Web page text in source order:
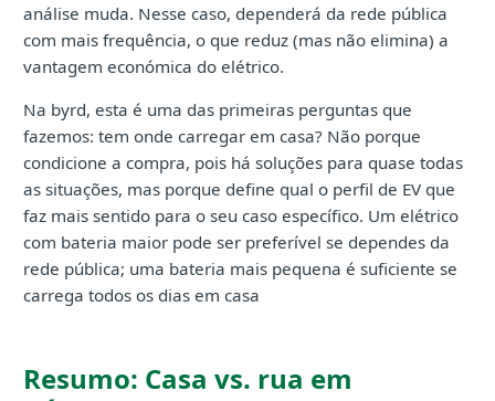
análise muda. Nesse caso, dependerá da rede pública
com mais frequência, o que reduz (mas não elimina) a
vantagem económica do elétrico.
Na byrd, esta é uma das primeiras perguntas que
fazemos: tem onde carregar em casa? Não porque
condicione a compra, pois há soluções para quase todas
as situações, mas porque define qual o perfil de EV que
faz mais sentido para o seu caso específico. Um elétrico
com bateria maior pode ser preferível se dependes da
rede pública; uma bateria mais pequena é suficiente se
carrega todos os dias em casa
Resumo: Casa vs. rua em